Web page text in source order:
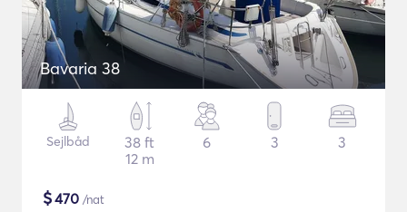
Bavaria 38
Sejlbåd
38 ft
12 m
6 3 3
$470 /nat